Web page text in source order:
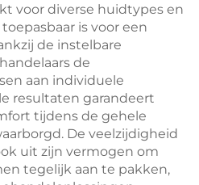
voor diverse huidtypes en
is voor een
de instelbare
de
aan individuele
resultaten garandeert
tijdens de gehele
De veelzijdigheid
uit zijn vermogen om
tegelijk aan te pakken,